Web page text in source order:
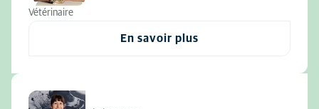
Vétérinaire
En savoir plus